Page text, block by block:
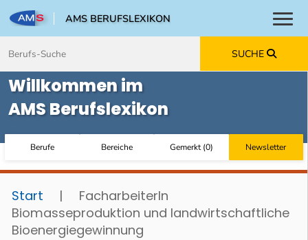
AMS BERUFSLEXIKON
SUCHE
Willkommen im
AMS Berufslexikon
Berufe Bereiche Gemerkt(0) Newsletter
Start |
FacharbeiterIn
Biomasseproduktion und landwirtschaftliche
Bioenergiegewinnung